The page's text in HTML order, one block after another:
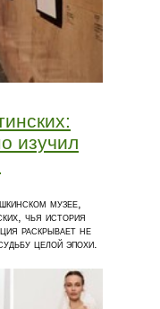
изучил
музее,
чья история
раскрывает не
целой эпохи.